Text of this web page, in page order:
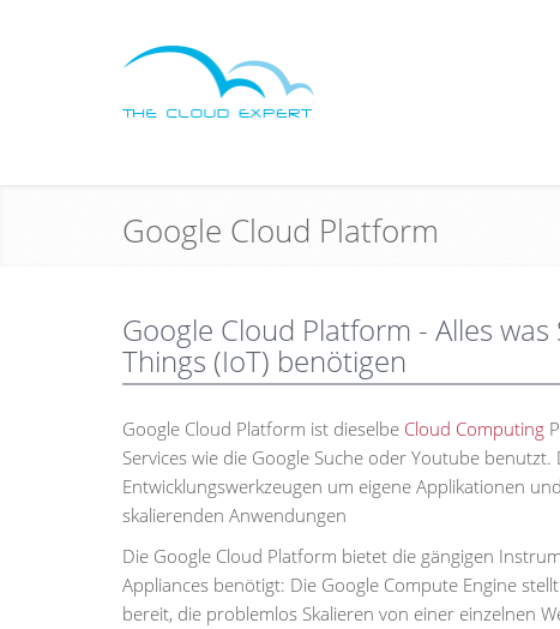
Google Cloud Platform
Google Cloud Platform - Alles
Things (IoT) benötigen
Google Cloud Platform ist dieselbe Cloud Computing
Services wie die Google Suche oder Youtube
Entwicklungswerkzeugen um eigene Applikationen
skalierenden Anwendungen
Die Google Cloud Platform bietet die gängigen
Appliances benötigt: Die Google Compute Engine
bereit, die problemlos Skalieren von einer einzelnen